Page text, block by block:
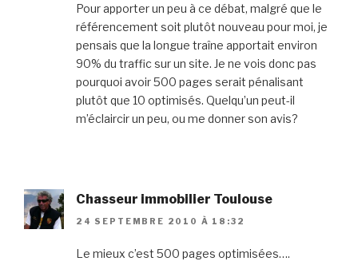
Pour apporter un peu à ce débat, malgré que le
référencement soit plutôt nouveau pour moi, je
pensais que la longue traîne apportait environ
90% du traffic sur un site. Je ne vois donc pas
pourquoi avoir 500 pages serait pénalisant
plutôt que 10 optimisés. Quelqu’un peut-il
m’éclaircir un peu, ou me donner son avis?
Chasseur immobilier Toulouse
24 SEPTEMBRE 2010 À 18:32
Le mieux c’est 500 pages optimisées….